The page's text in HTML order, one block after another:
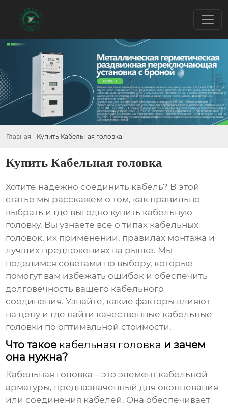
Главная - Купить Кабельная головка
Купить Кабельная головка
Хотите надежно соединить кабель? В этой
статье мы расскажем о том, как правильно
выбрать и где выгодно купить кабельную
головку. Вы узнаете все о типах кабельных
головок, их применении, правилах монтажа и
лучших предложениях на рынке. Мы
поделимся советами по выбору, которые
помогут вам избежать ошибок и обеспечить
долговечность вашего кабельного
соединения. Узнайте, какие факторы влияют
на цену и где найти качественные кабельные
головки по оптимальной стоимости.
Что такое кабельная головка и зачем
она нужна?
Кабельная головка – это элемент кабельной
арматуры, предназначенный для оконцевания
или соединения кабелей. Она обеспечивает